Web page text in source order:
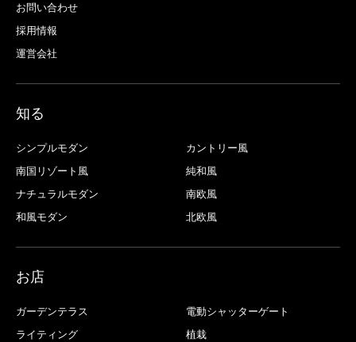
お問い合わせ
採用情報
運営会社
知る
シンプルモダン
カントリー風
南国リゾート風
純和風
ナチュラルモダン
南欧風
和風モダン
北欧風
お店
ガーデンテラス
電動シャッターゲート
ライティング
植栽